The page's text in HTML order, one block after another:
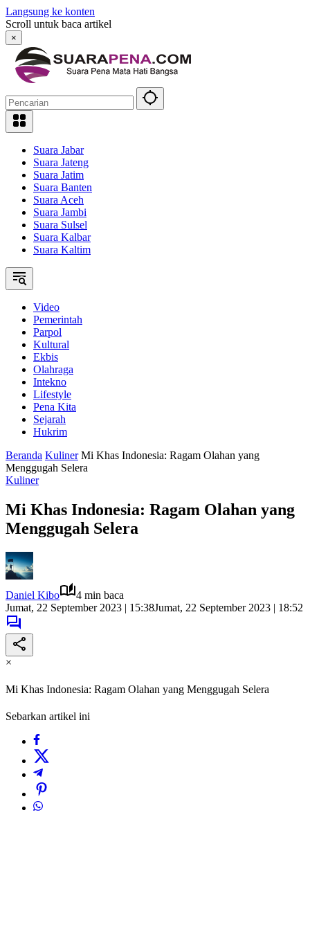
Langsung ke konten
Scroll untuk baca artikel
×
Suara Jabar
Suara Jateng
Suara Jatim
Suara Banten
Suara Aceh
Suara Jambi
Suara Sulsel
Suara Kalbar
Suara Kaltim
Video
Pemerintah
Parpol
Kultural
Ekbis
Olahraga
Intekno
Lifestyle
Pena Kita
Sejarah
Hukrim
Beranda Kuliner Mi Khas Indonesia: Ragam Olahan yang
Menggugah Selera
Kuliner
Mi Khas Indonesia: Ragam Olahan yang
Menggugah Selera
Daniel Kibo
4 min baca
Jumat, 22 September 2023 | 15:38Jumat, 22 September 2023 | 18:52
×
Mi Khas Indonesia: Ragam Olahan yang Menggugah Selera
Sebarkan artikel ini